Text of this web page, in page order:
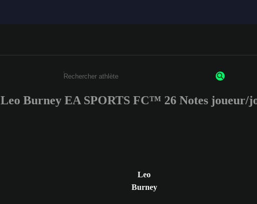
Saisissez au moins 3 caractères ou chiffres.
Leo Burney EA SPORTS FC™ 26 Notes joueur/
Leo
Burney